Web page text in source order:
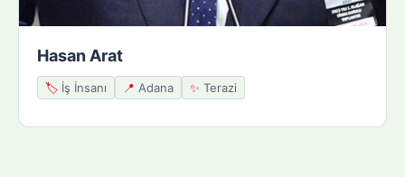
Hasan Arat
🏷️ İş İnsanı 📍 Adana ✨ Terazi